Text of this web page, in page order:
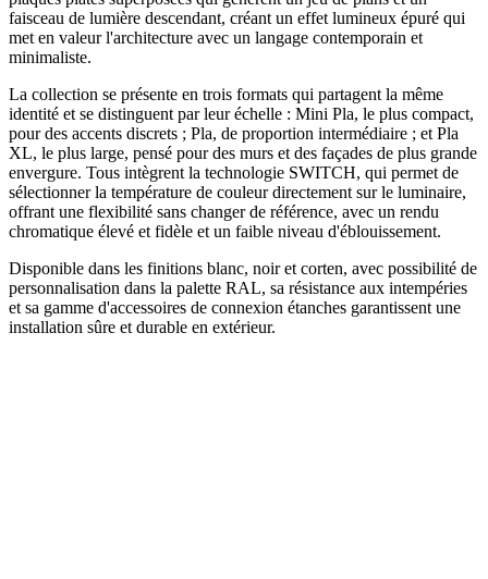
faisceau de lumière descendant, créant un effet lumineux épuré qui
met en valeur l'architecture avec un langage contemporain et
minimaliste.
La collection se présente en trois formats qui partagent la même
identité et se distinguent par leur échelle : Mini Pla, le plus compact,
pour des accents discrets ; Pla, de proportion intermédiaire ; et Pla
XL, le plus large, pensé pour des murs et des façades de plus grande
envergure. Tous intègrent la technologie SWITCH, qui permet de
sélectionner la température de couleur directement sur le luminaire,
offrant une flexibilité sans changer de référence, avec un rendu
chromatique élevé et fidèle et un faible niveau d'éblouissement.
Disponible dans les finitions blanc, noir et corten, avec possibilité de
personnalisation dans la palette RAL, sa résistance aux intempéries
et sa gamme d'accessoires de connexion étanches garantissent une
installation sûre et durable en extérieur.